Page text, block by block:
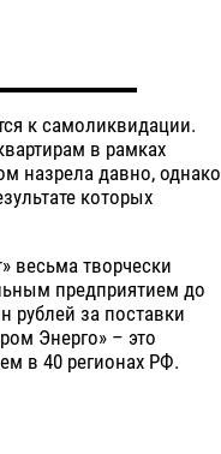
к самоликвидации.
в рамках
назрела давно, однако
которых
весьма творчески
предприятием до
рублей за поставки
Энерго» – это
в 40 регионах РФ.